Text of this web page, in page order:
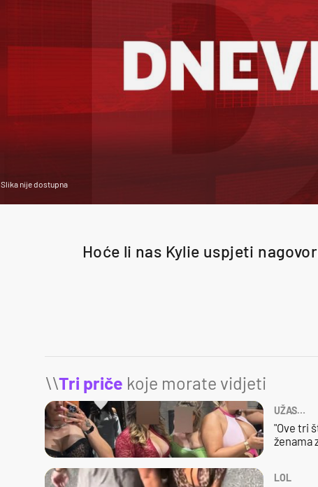
Slika nije dostupna
Hoće li nas Kylie uspjeti
\\Tri priče koje morate vidjeti
UŽAS…
"Ove tri
ženama
LOL